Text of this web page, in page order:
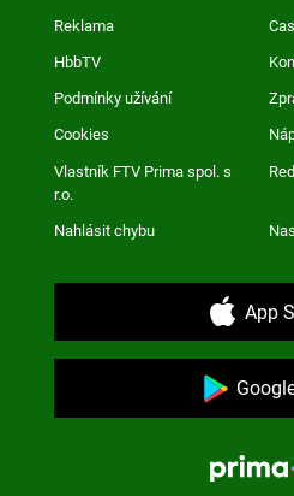
Reklama
HbbTV
Podmínky užívání
Cookies
Vlastník FTV Prima spol. s
r.o.
Nahlásit chybu
App